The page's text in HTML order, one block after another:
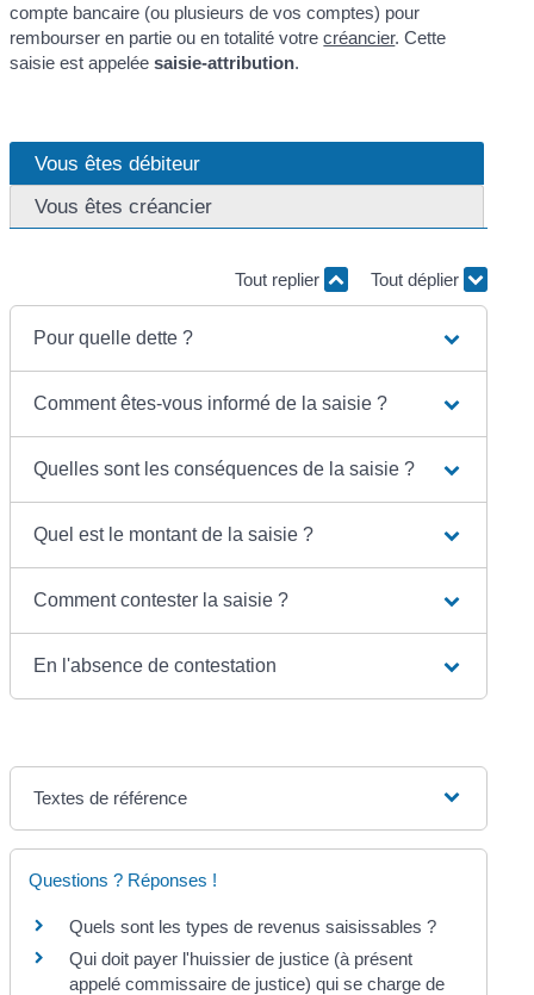
compte bancaire (ou plusieurs de vos comptes) pour
rembourser en partie ou en totalité votrecréancier. Cette
saisie est appeléesaisie-attribution.
Vous êtes débiteur
Vous êtes créancier
Tout replier Tout déplier
Pour quelle dette ?
Comment êtes-vous informé de la saisie ?
Quelles sont les conséquences de la saisie ?
Quel est le montant de la saisie ?
Comment contester la saisie ?
En l'absence de contestation
Textes de référence
Questions ? Réponses !
Quels sont les types de revenus saisissables ?
Qui doit payer l'huissier de justice (à présent
appelé commissaire de justice) qui se charge de